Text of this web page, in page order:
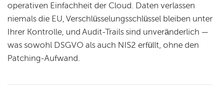
operativen Einfachheit der Cloud. Daten verlassen
niemals die EU, Verschlüsselungsschlüssel bleiben unter
Ihrer Kontrolle, und Audit-Trails sind unveränderlich —
was sowohl DSGVO als auch NIS2 erfüllt, ohne den
Patching-Aufwand.